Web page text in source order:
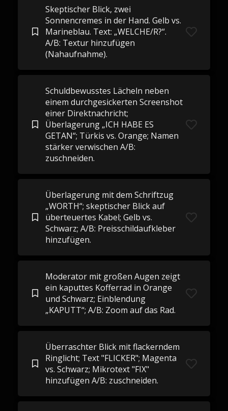
Skeptischer Blick, zwei
Sonnencremes in der Hand. Gelb vs.
Marineblau. Text: „WELCHE/R?“.
A/B: Textur hinzufügen
(Nahaufnahme).
Schuldbewusstes Lächeln neben
einem durchgesickerten Screenshot
einer Direktnachricht;
Überlagerung „ICH HABE ES
GETAN“; Türkis vs. Orange; Namen
stärker verwischen A/B:
zuschneiden.
Überlagerung mit dem Schriftzug
„WORTH“; skeptischer Blick auf
überteuertes Kabel; Gelb vs.
Schwarz; A/B: Preisschildaufkleber
hinzufügen.
Moderator mit großen Augen zeigt
ein kaputtes Kofferrad in Orange
und Schwarz; Einblendung
„KAPUTT“; A/B: Zoom auf das Rad.
Überraschter Blick mit flackerndem
Ringlicht; Text "FLICKER"; Magenta
vs. Schwarz; Mikrotext "FIX"
hinzufügen A/B: zuschneiden.